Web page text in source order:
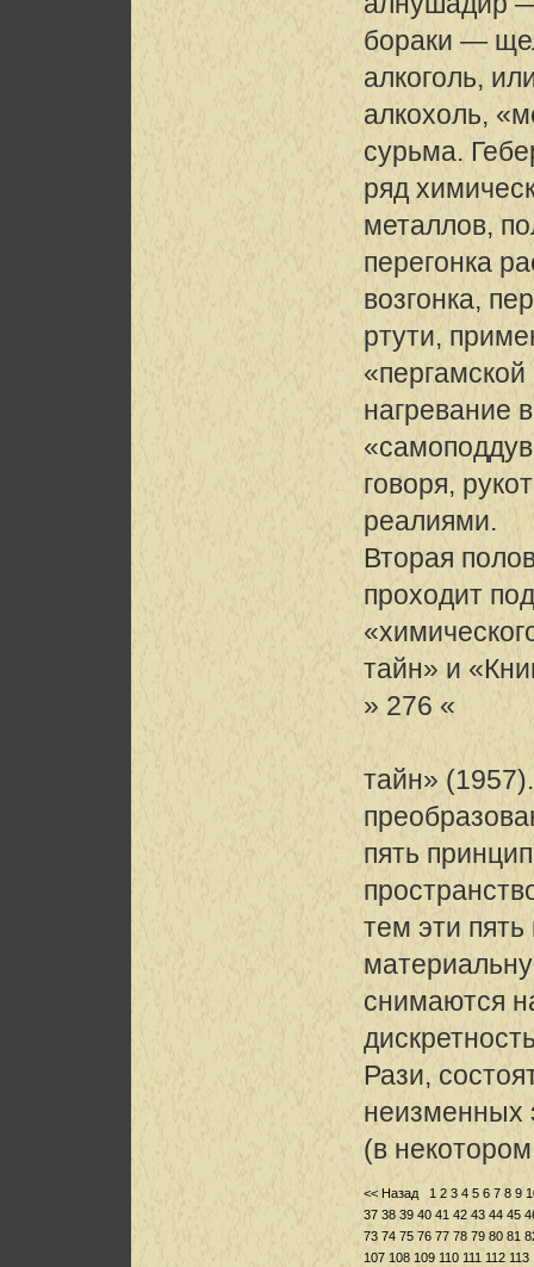
бораки —
алкоголь,
алкохоль,
сурьма.
ряд
металлов,
перегонка
возгонка,
ртути,
нагревание
говоря,
реалиями.
Вторая
проходит
тайн» и
» 276 «
тайн»
пять
тем эти
снимаются
Рази,
неизменных
(в
<< Назад 1 2 3 4 5 6 7 8 9
37 38 39 40 41 42 43 44 45
73 74 75 76 77 78 79 80 81
107 108 109 110 111 112 113